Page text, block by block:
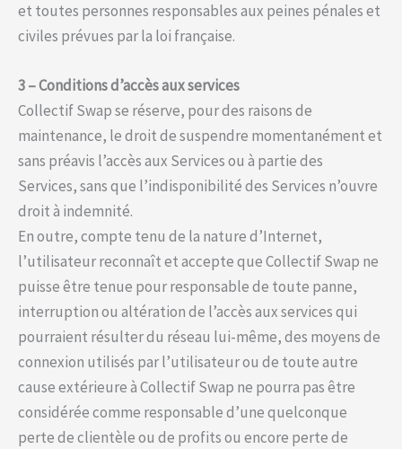
et toutes personnes responsables aux peines pénales et
civiles prévues par la loi française.
3 – Conditions d’accès aux services
Collectif Swap se réserve, pour des raisons de
maintenance, le droit de suspendre momentanément et
sans préavis l’accès aux Services ou à partie des
Services, sans que l’indisponibilité des Services n’ouvre
droit à indemnité.
En outre, compte tenu de la nature d’Internet,
l’utilisateur reconnaît et accepte que Collectif Swap ne
puisse être tenue pour responsable de toute panne,
interruption ou altération de l’accès aux services qui
pourraient résulter du réseau lui-même, des moyens de
connexion utilisés par l’utilisateur ou de toute autre
cause extérieure à Collectif Swap ne pourra pas être
considérée comme responsable d’une quelconque
perte de clientèle ou de profits ou encore perte de